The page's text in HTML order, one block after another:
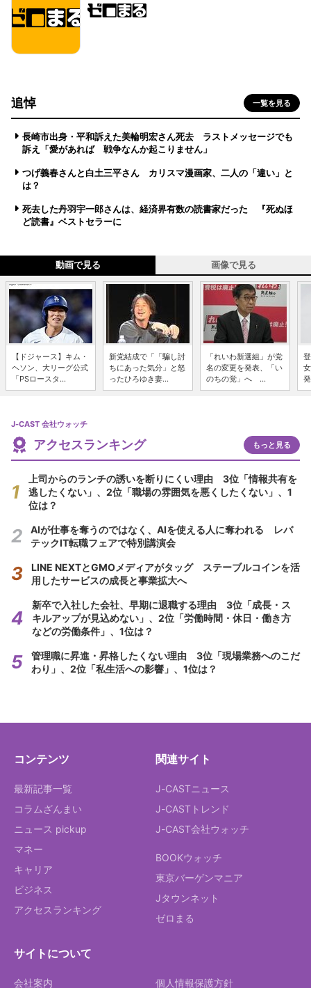
追悼 一覧を見る
長崎市出身・平和訴えた美輪明宏さん死去 ラストメッセージでも
訴え「愛があれば 戦争なんか起こりません」
つげ義春さんと白土三平さん カリスマ漫画家、二人の「違い」と
は？
死去した丹羽宇一郎さんは、経済界有数の読書家だった 『死ぬほ
ど読書』ベストセラーに
動画で見る 画像で見る
【ドジャース】キム・
ヘソン、大リーグ公式
「PSロースタ...
新党結成で「「騙し討
ちにあった気分」と怒
ったひろゆき妻...
「れいわ新選組」が党
名の変更を発表、「い
のちの党」へ ...
J-CAST 会社ウォッチ
アクセスランキング もっと見る
上司からのランチの誘いを断りにくい理由 3位「情報共有を
逃したくない」、2位「職場の雰囲気を悪くしたくない」、1
位は？
AIが仕事を奪うのではなく、AIを使える人に奪われる レバ
テックIT転職フェアで特別講演会
LINE NEXTとGMOメディアがタッグ ステーブルコインを活
用したサービスの成長と事業拡大へ
新卒で入社した会社、早期に退職する理由 3位「成長・ス
キルアップが見込めない」、2位「労働時間・休日・働き方
などの労働条件」、1位は？
管理職に昇進・昇格したくない理由 3位「現場業務へのこだ
わり」、2位「私生活への影響」、1位は？
コンテンツ
最新記事一覧
コラムざんまい
ニュース pickup
マネー
キャリア
ビジネス
アクセスランキング
関連サイト
J-CASTニュース
J-CASTトレンド
J-CAST会社ウォッチ
BOOKウォッチ
東京バーゲンマニア
Jタウンネット
ゼロまる
サイトについて
会社案内 個人情報保護方針